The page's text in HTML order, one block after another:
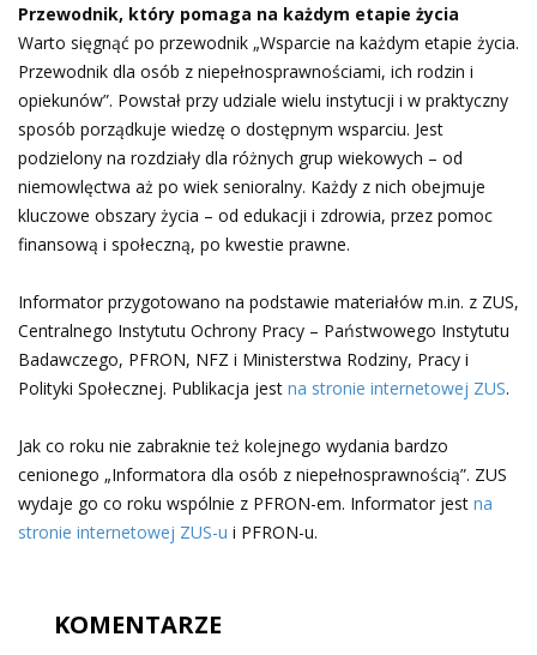
Przewodnik, który pomaga na każdym etapie życia
Warto sięgnąć po przewodnik „Wsparcie na każdym etapie życia.
Przewodnik dla osób z niepełnosprawnościami, ich rodzin i
opiekunów”. Powstał przy udziale wielu instytucji i w praktyczny
sposób porządkuje wiedzę o dostępnym wsparciu. Jest
podzielony na rozdziały dla różnych grup wiekowych – od
niemowlęctwa aż po wiek senioralny. Każdy z nich obejmuje
kluczowe obszary życia – od edukacji i zdrowia, przez pomoc
finansową i społeczną, po kwestie prawne.
Informator przygotowano na podstawie materiałów m.in. z ZUS,
Centralnego Instytutu Ochrony Pracy – Państwowego Instytutu
Badawczego, PFRON, NFZ i Ministerstwa Rodziny, Pracy i
Polityki Społecznej. Publikacja jest na stronie internetowej ZUS.
Jak co roku nie zabraknie też kolejnego wydania bardzo
cenionego „Informatora dla osób z niepełnosprawnością”. ZUS
wydaje go co roku wspólnie z PFRON-em. Informator jest na
stronie internetowej ZUS-u i PFRON-u.
KOMENTARZE